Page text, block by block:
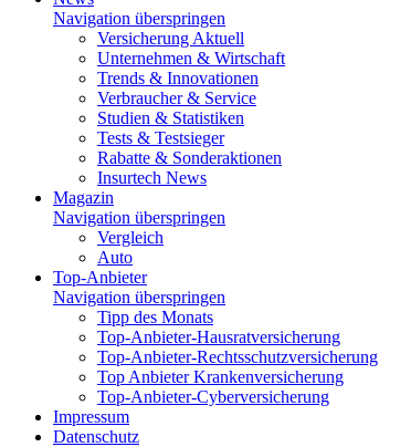
Navigation überspringen
Versicherung Aktuell
Unternehmen & Wirtschaft
Trends & Innovationen
Verbraucher & Service
Studien & Statistiken
Tests & Testsieger
Rabatte & Sonderaktionen
Insurtech News
Magazin
Navigation überspringen
Vergleich
Auto
Top-Anbieter
Navigation überspringen
Tipp des Monats
Top-Anbieter-Hausratversicherung
Top-Anbieter-Rechtsschutzversicherung
Top Anbieter Krankenversicherung
Top-Anbieter-Cyberversicherung
Impressum
Datenschutz